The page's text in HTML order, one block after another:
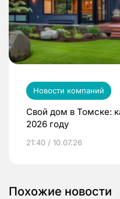
Новости компаний
Свой дом в Томске:
2026 году
21:40 / 10.07.26
Похожие новости